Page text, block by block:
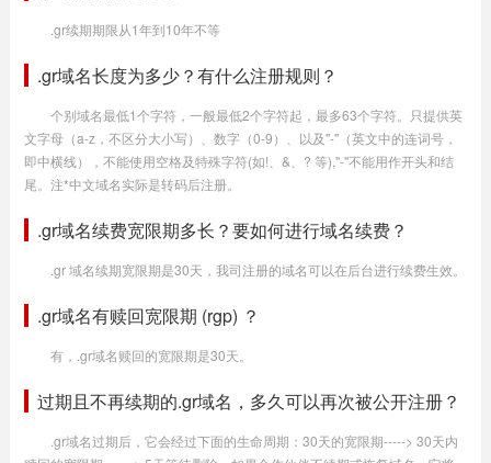
.gr续期期限从1年到10年不等
.gr域名长度为多少？有什么注册规则？
个别域名最低1个字符，一般最低2个字符起，最多63个字符。只提供英
文字母（a-z，不区分大小写）、数字（0-9）、以及"-"（英文中的连词号，
即中横线），不能使用空格及特殊字符(如!、&、? 等),"-"不能用作开头和结
尾。注*中文域名实际是转码后注册。
.gr域名续费宽限期多长？要如何进行域名续费？
.gr 域名续期宽限期是30天，我司注册的域名可以在后台进行续费生效。
.gr域名有赎回宽限期 (rgp) ？
有，.gr域名赎回的宽限期是30天。
过期且不再续期的.gr域名，多久可以再次被公开注册？
.gr域名过期后，它会经过下面的生命周期：30天的宽限期-----> 30天内